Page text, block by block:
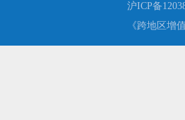
沪ICP备
《跨地区增